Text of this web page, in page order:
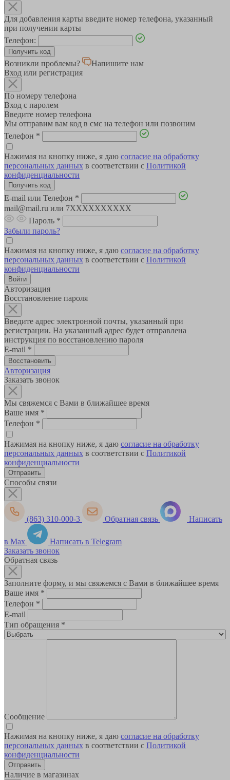
Для добавления карты введите номер телефона, указанный
при получении карты
Телефон:
Возникли проблемы?
Напишите нам
Вход или регистрация
По номеру телефона
Вход с паролем
Введите номер телефона
Мы отправим вам код в смс на телефон или позвоним
Телефон *
Нажимая на кнопку ниже, я даю согласие на обработку
персональных данных в соответствии с Политикой
конфиденциальности
E-mail или Телефон *
mail@mail.ru или 7XXXXXXXXXX
Пароль *
Забыли пароль?
Нажимая на кнопку ниже, я даю согласие на обработку
персональных данных в соответствии с Политикой
конфиденциальности
Авторизация
Восстановление пароля
Введите адрес электронной почты, указанный при
регистрации. На указанный адрес будет отправлена
инструкция по восстановлению пароля
E-mail *
Авторизация
Заказать звонок
Мы свяжемся с Вами в ближайшее время
Ваше имя *
Телефон *
Нажимая на кнопку ниже, я даю согласие на обработку
персональных данных в соответствии с Политикой
конфиденциальности
Способы связи
(863) 310-000-3 Обратная связь Написать
в Max
Написать в Telegram
Заказать звонок
Обратная связь
Заполните форму, и мы свяжемся с Вами в ближайшее время
Ваше имя *
Телефон *
E-mail
Тип обращения *
Сообщение
Нажимая на кнопку ниже, я даю согласие на обработку
персональных данных в соответствии с Политикой
конфиденциальности
Наличие в магазинах